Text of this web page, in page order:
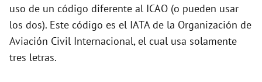
uso de un código diferente al ICAO (o pueden usar
los dos). Este código es el IATA de la Organización de
Aviación Civil Internacional, el cual usa solamente
tres letras.